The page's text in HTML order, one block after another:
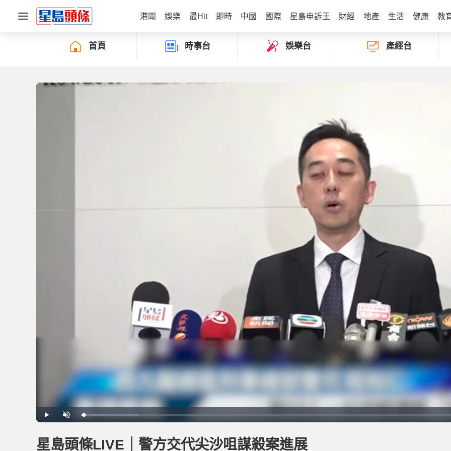
港聞 娛樂 最Hit 即時 中國 國際 星島申訴王 財經 地產 生活 健康 教
首頁 時事台 娛樂台 產經台
Play Unmute Loaded:
11.69%
星島頭條LIVE｜警方交代尖沙咀謀殺案進展